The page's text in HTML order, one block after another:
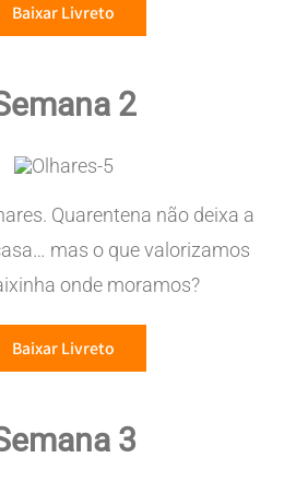
Baixar Livreto
2
Quarentena não deixa a
mas o que valorizamos
onde moramos?
Baixar Livreto
3